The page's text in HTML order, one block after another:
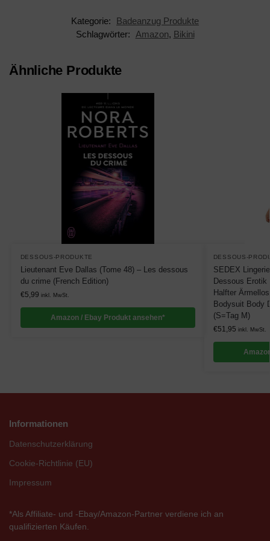
Kategorie:
Badeanzug Produkte
Schlagwörter:
Amazon, Bikini
Ähnliche Produkte
DESSOUS-PRODUKTE
Lieutenant Eve Dallas (Tome 48) – Les dessous
du crime (French Edition)
€5,99 inkl. MwSt.
Amazon / Ebay Produkt ansehen*
DESSOUS-
SEDEX
Dessous
Halfter
Bodysuit Body
(S=Tag M)
€51,95 inkl. MwSt.
Informationen
Datenschutzerklärung
Cookie-Richtlinie (EU)
Impressum
*Als Affiliate- und -Ebay/Amazon-Partner verdiene ich an
qualifizierten Käufen.